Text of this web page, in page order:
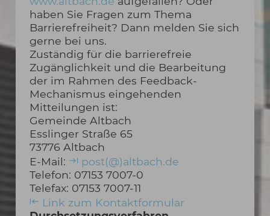
haben Sie Fragen zum Thema
Barrierefreiheit? Dann melden Sie sich
gerne bei uns.
Zuständig für die barrierefreie
Zugänglichkeit und die Bearbeitung
der im Rahmen des Feedback-
Mechanismus eingehenden
Mitteilungen ist:
Gemeinde Altbach
Esslinger Straße 65
73776 Altbach
E-Mail:
post(@)altbach.de
Telefon: 07153 7007-0
Telefax: 07153 7007-11
Link zum Kontaktformular